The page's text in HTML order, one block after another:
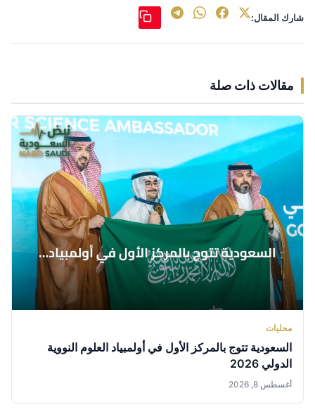
شارك المقال:
مقالات ذات صلة
محليات
السعودية تتوج بالمركز الأول في أولمبياد العلوم النووية
الدولي 2026
أغسطس 8, 2026